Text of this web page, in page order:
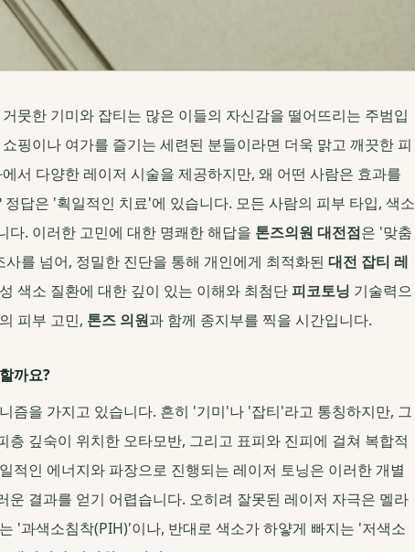
뭇한 기미와 잡티는 많은 이들의 자신감을 떨어뜨리는 주범입
핑이나 여가를 즐기는 세련된 분들이라면 더욱 맑고 깨끗한 피
서 다양한 레이저 시술을 제공하지만, 왜 어떤 사람은 효과를
답은 '획일적인 치료'에 있습니다. 모든 사람의 피부 타입, 색소
다. 이러한 고민에 대한 명쾌한 해답을 톤즈의원 대전점은 '맞춤
를 넘어, 정밀한 진단을 통해 개인에게 최적화된 대전 잡티 레
색소 질환에 대한 깊이 있는 이해와 최첨단피코토닝 기술력으
피부 고민, 톤즈 의원과 함께 종지부를 찍을 시간입니다.
까요?
즘을 가지고 있습니다. 흔히 '기미'나 '잡티'라고 통칭하지만, 그
깊숙이 위치한 오타모반, 그리고 표피와 진피에 걸쳐 복합적
적인 에너지와 파장으로 진행되는 레이저 토닝은 이러한 개별
결과를 얻기 어렵습니다. 오히려 잘못된 레이저 자극은 멜라
'과색소침착(PIH)'이나, 반대로 색소가 하얗게 빠지는 '저색소